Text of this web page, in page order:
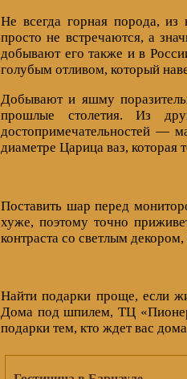
Не всегда горная порода, из
просто не встречаются, а
добывают его также и в
голубым отливом, который
Добывают и яшму
прошлые столетия. Из
достопримечательностей —
диаметре Царица ваз, которая
Поставить шар перед
хуже, поэтому точно
контраста со светлым
Найти подарки проще, если
Дома под шпилем, ТЦ
подарки тем, кто ждет вас